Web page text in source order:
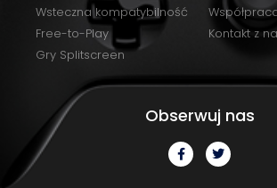
Wsteczna kompatybilność
Free-to-Play
Gry Splitscreen
Kontakt z
Obserwuj nas